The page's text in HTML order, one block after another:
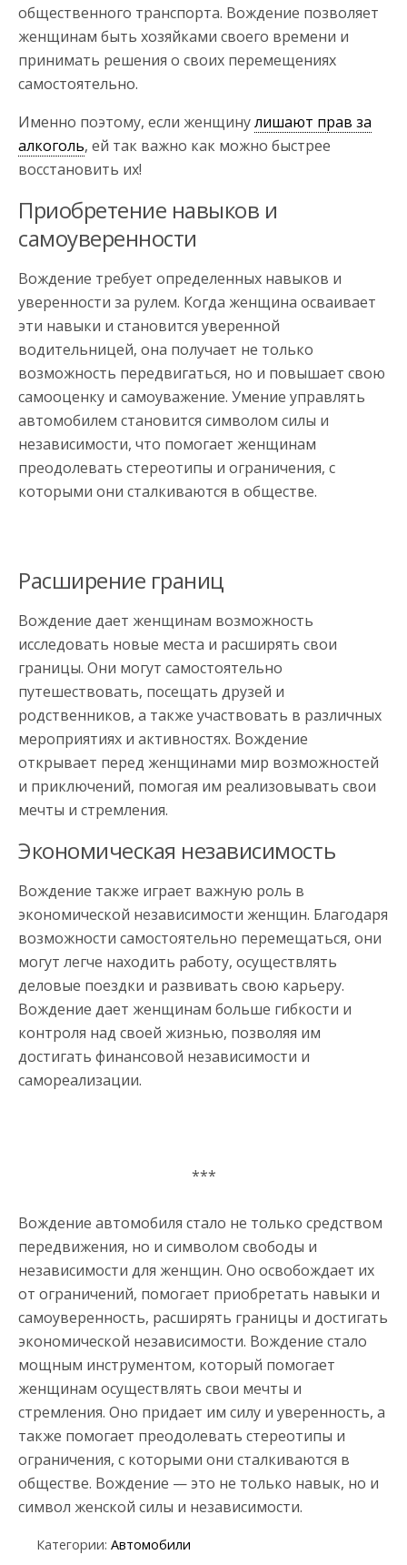
общественного транспорта. Вождение позволяет
женщинам быть хозяйками своего времени и
принимать решения о своих перемещениях
самостоятельно.
Именно поэтому, если женщинулишают прав за
алкоголь, ей так важно как можно быстрее
восстановить их!
Приобретение навыков и
самоуверенности
Вождение требует определенных навыков и
уверенности за рулем. Когда женщина осваивает
эти навыки и становится уверенной
водительницей, она получает не только
возможность передвигаться, но и повышает свою
самооценку и самоуважение. Умение управлять
автомобилем становится символом силы и
независимости, что помогает женщинам
преодолевать стереотипы и ограничения, с
которыми они сталкиваются в обществе.
Расширение границ
Вождение дает женщинам возможность
исследовать новые места и расширять свои
границы. Они могут самостоятельно
путешествовать, посещать друзей и
родственников, а также участвовать в различных
мероприятиях и активностях. Вождение
открывает перед женщинами мир возможностей
и приключений, помогая им реализовывать свои
мечты и стремления.
Экономическая независимость
Вождение также играет важную роль в
экономической независимости женщин. Благодаря
возможности самостоятельно перемещаться, они
могут легче находить работу, осуществлять
деловые поездки и развивать свою карьеру.
Вождение дает женщинам больше гибкости и
контроля над своей жизнью, позволяя им
достигать финансовой независимости и
самореализации.
***
Вождение автомобиля стало не только средством
передвижения, но и символом свободы и
независимости для женщин. Оно освобождает их
от ограничений, помогает приобретать навыки и
самоуверенность, расширять границы и достигать
экономической независимости. Вождение стало
мощным инструментом, который помогает
женщинам осуществлять свои мечты и
стремления. Оно придает им силу и уверенность, а
также помогает преодолевать стереотипы и
ограничения, с которыми они сталкиваются в
обществе. Вождение — это не только навык, но и
символ женской силы и независимости.
Категории: Автомобили